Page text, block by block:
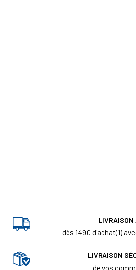
LIVRAISON
dès 149€ d'achat(1)
LIVRAISON
de vos